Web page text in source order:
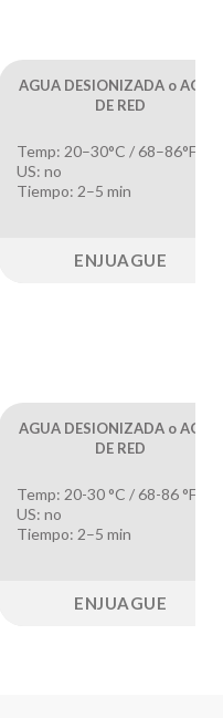
AGUA DESIONIZADA o AGUA
DE RED
Temp: 20–30°C / 68–86°F
US: no
Tiempo: 2–5 min
ENJUAGUE
AGUA DESIONIZADA o AGUA
DE RED
Temp: 20-30 °C / 68-86 °F
US: no
Tiempo: 2–5 min
ENJUAGUE